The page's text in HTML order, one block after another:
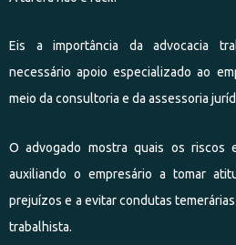
Eis a importância da advocacia
necessário apoio especializado ao
meio da consultoria e da assessoria
O advogado mostra quais os riscos
auxiliando o empresário a tomar
prejuízos e a evitar condutas
trabalhista.